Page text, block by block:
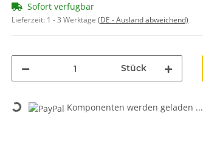
Sofort verfügbar
Lieferzeit: 1 - 3 Werktage (DE - Ausland abweichend)
Stück
Loading... Komponenten werden geladen ...